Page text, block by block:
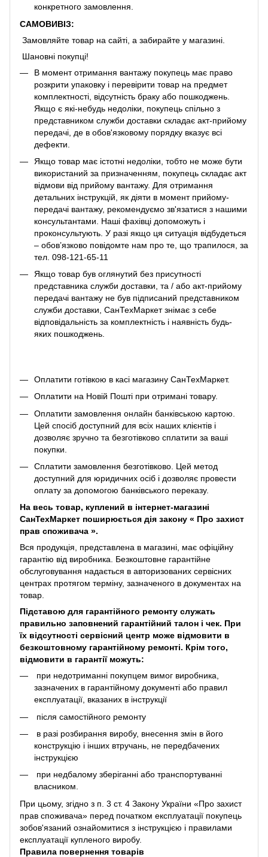
конкретного замовлення.
САМОВИВІЗ:
Замовляйте товар на сайті, а забирайте у магазині.
Шановні покупці!
В момент отримання вантажу покупець має право
розкрити упаковку і перевірити товар на предмет
комплектності, відсутність браку або пошкоджень.
Якщо є які-небудь недоліки, покупець спільно з
представником служби доставки складає акт-прийому
передачі, де в обов'язковому порядку вказує всі
дефекти.
Якщо товар має істотні недоліки, тобто не може бути
використаний за призначенням, покупець складає акт
відмови від прийому вантажу. Для отримання
детальних інструкцій, як діяти в момент прийому-
передачі вантажу, рекомендуємо зв'язатися з нашими
консультантами. Наші фахівці допоможуть і
проконсультують. У разі якщо ця ситуація відбудеться
– обов’язково повідомте нам про те, що трапилося, за
тел. 098-121-65-11
Якщо товар був оглянутий без присутності
представника служби доставки, та / або акт-прийому
передачі вантажу не був підписаний представником
служби доставки, СанТехМаркет знімає з себе
відповідальність за комплектність і наявність будь-
яких пошкоджень.
Оплатити готівкою в касі магазину СанТехМаркет.
Оплатити на Новій Пошті при отримані товару.
Оплатити замовлення онлайн банківською картою.
Цей спосіб доступний для всіх наших клієнтів і
дозволяє зручно та безготівково сплатити за ваші
покупки.
Сплатити замовлення безготівково. Цей метод
доступний для юридичних осіб і дозволяє провести
оплату за допомогою банківського переказу.
На весь товар, куплений в інтернет-магазині
СанТехМаркет поширюється дія закону « Про захист
прав споживача ».
Вся продукція, представлена ​​в магазині, має офіційну
гарантію від виробника. Безкоштовне гарантійне
обслуговування надається в авторизованих сервісних
центрах протягом терміну, зазначеного в документах на
товар.
Підставою для гарантійного ремонту служать
правильно заповнений гарантійний талон і чек. При
їх відсутності сервісний центр може відмовити в
безкоштовному гарантійному ремонті. Крім того,
відмовити в гарантії можуть:
при недотриманні покупцем вимог виробника,
зазначених в гарантійному документі або правил
експлуатації, вказаних в інструкції
після самостійного ремонту
в разі розбирання виробу, внесення змін в його
конструкцію і інших втручань, не передбачених
інструкцією
при недбалому зберіганні або транспортуванні
власником.
При цьому, згідно з п. 3 ст. 4 Закону України «Про захист
прав споживача» перед початком експлуатації покупець
зобов'язаний ознайомитися з інструкцією і правилами
експлуатації купленого виробу.
Правила повернення товарів